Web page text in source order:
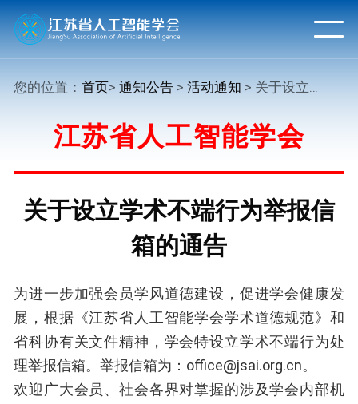
您的位置：首页>通知公告 >活动通知 > 关于设立学术不端行为举报信箱的通告
江苏省人工智能学会
关于设立学术不端行为举报信
箱的通告
为进一步加强会员学风道德建设，促进学会健康发
展，根据《江苏省人工智能学会学术道德规范》和
省科协有关文件精神，学会特设立学术不端行为处
理举报信箱。举报信箱为：office@jsai.org.cn。
欢迎广大会员、社会各界对掌握的涉及学会内部机